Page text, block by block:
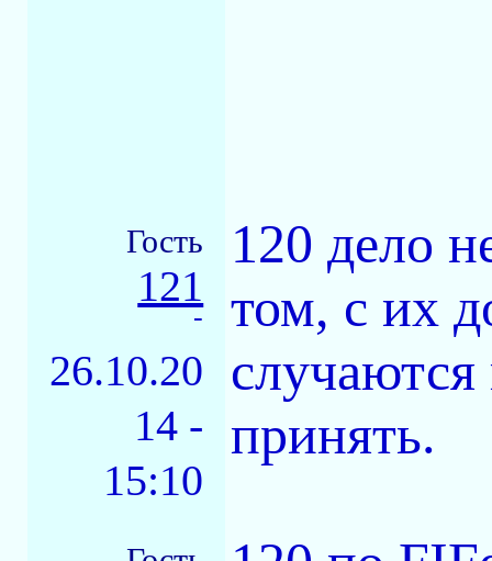
Гость
121
-
26.10.20
14 -
15:10
120 дело
том, с их
принять.